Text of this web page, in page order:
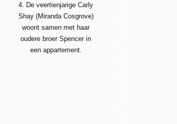
4. De veertienjarige Carly
Shay (Miranda Cosgrove)
woont samen met haar
oudere broer Spencer in
een appartement.